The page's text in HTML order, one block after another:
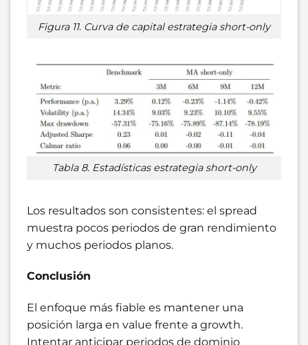
Figura 11. Curva de capital estrategia short-only
Tabla 8. Estadísticas estrategia short-only
Los resultados son consistentes: el spread
muestra pocos periodos de gran rendimiento
y muchos periodos planos.
Conclusión
El enfoque más fiable es mantener una
posición larga en value frente a growth.
Intentar anticipar periodos de dominio